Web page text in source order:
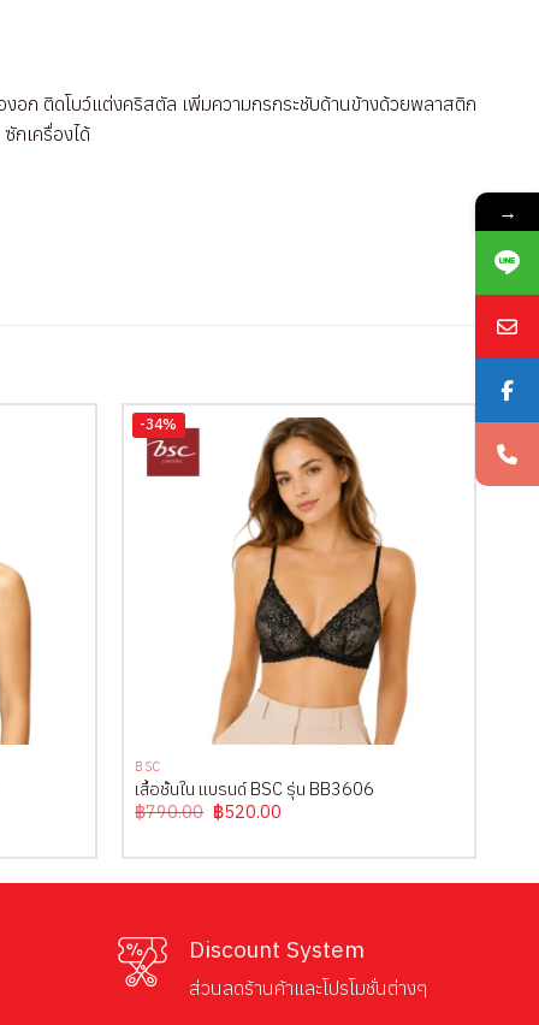
อก ติดโบว์แต่งคริสตัล เพิ่มความกรกระชับด้านข้างด้วยพลาสติก
กเครื่องได้
-34%
BSC
เสื้อชั้นใน แบรนด์ BSC รุ่น BB3606
฿790.00 Original
price
฿790.00.
฿520.00Current
฿520.00.
Discount System
ส่วนลดร้านค้าและโปรโมชั่นต่างๆ
→